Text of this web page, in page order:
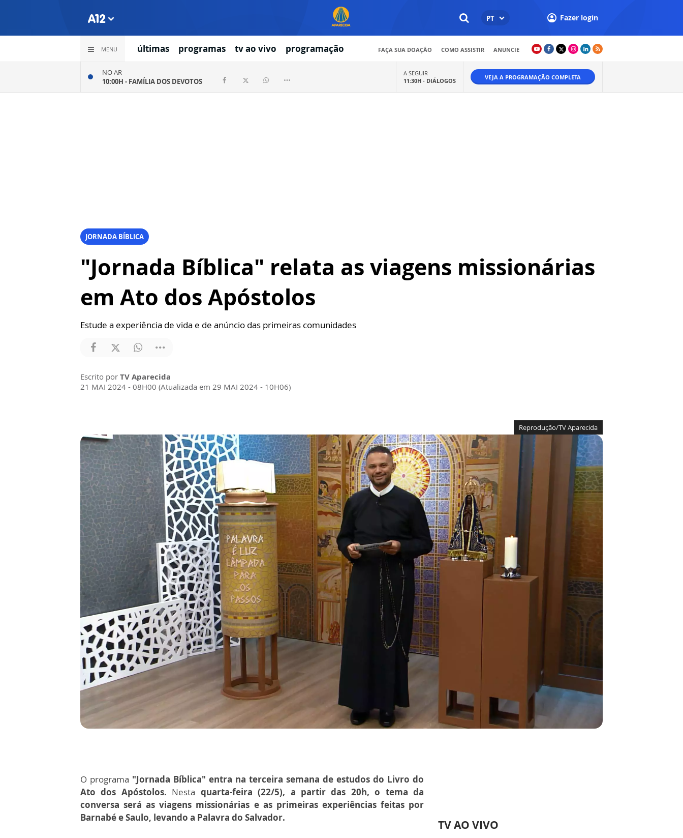
PT Fazer login
MENU últimas programas tv ao vivo programação FAÇA SUA DOAÇÃO COMO ASSISTIR ANUNCIE
NO AR
10:00H - FAMÍLIA DOS DEVOTOS
A SEGUIR
11:30H - DIÁLOGOS VEJA A PROGRAMAÇÃO COMPLETA
JORNADA BÍBLICA
"Jornada Bíblica" relata as viagens missionárias
em Ato dos Apóstolos
Estude a experiência de vida e de anúncio das primeiras comunidades
Escrito por TV Aparecida
21 MAI 2024 - 08H00 (Atualizada em 29 MAI 2024 - 10H06)
Reprodução/TV Aparecida
O programa "Jornada Bíblica" entra na terceira semana de estudos do Livro do
Ato dos Apóstolos. Nesta quarta-feira (22/5), a partir das 20h, o tema da
conversa será as viagens missionárias e as primeiras experiências feitas por
Barnabé e Saulo, levando a Palavra do Salvador.
TV AO VIVO